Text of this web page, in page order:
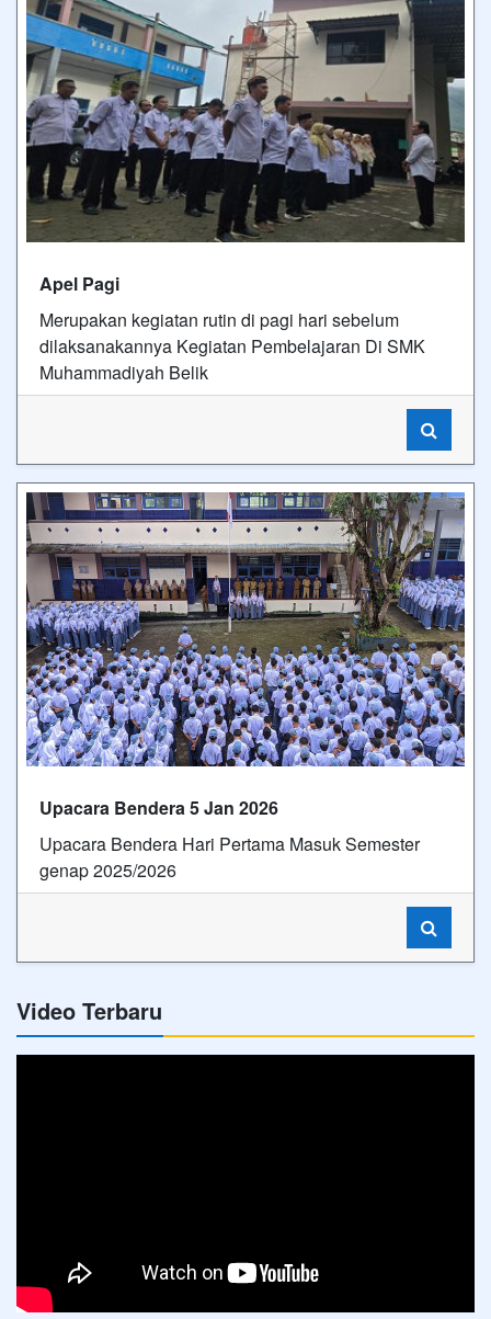
Apel Pagi
Merupakan kegiatan rutin di pagi hari sebelum
dilaksanakannya Kegiatan Pembelajaran Di SMK
Muhammadiyah Belik
Upacara Bendera 5 Jan 2026
Upacara Bendera Hari Pertama Masuk Semester
genap 2025/2026
Video Terbaru